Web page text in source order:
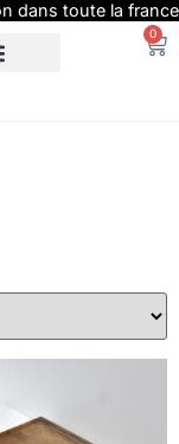
dans toute la france
0